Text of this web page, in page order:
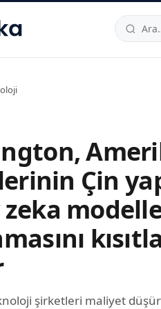
34520TR
Çin
şirketleri maliyet